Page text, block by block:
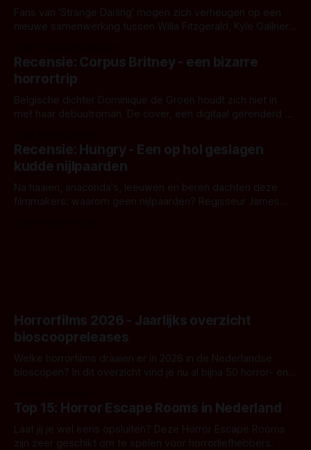
Fans van 'Strange Darling' mogen zich verheugen op een
nieuwe samenwerking tussen Willa Fitzgerald, Kyle Gallner
'Skeletons', een nieuwe creature feature waarvoor de
opnames zijn gestart in Australië.
Recensie: Corpus Britney - een bizarre
horrortrip
Belgische dichter Dominique de Groen houdt zich niet in
met haar debuutroman. De cover, een digitaal gerenderd en
achtergrond, belooft iets kleurrijks maar onheilspellends,
iets ongrijpbaars. En dat maakt De Groen met ieder woord
waar.
Recensie: Hungry - Een op hol geslagen
kudde nijlpaarden
Na haaien, anaconda's, leeuwen en beren dachten deze
filmmakers: waarom geen nijlpaarden? Regisseur James
Horrorfilms 2026 - Jaarlijks overzicht
bioscoopreleases
Welke horrorfilms draaien er in 2026 in de Nederlandse
bioscopen? In dit overzicht vind je nu al bijna 50 horror- en
Top 15: Horror Escape Rooms in Nederland
Laat jij je wel eens opsluiten? Deze Horror Escape Rooms
zijn zeer geschikt om te spelen voor horrorliefhebbers.